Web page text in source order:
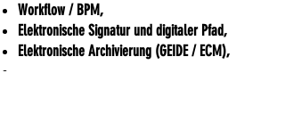
Workflow / BPM,
Elektronische Signatur und digitaler Pfad,
Elektronische Archivierung (GEIDE / ECM),